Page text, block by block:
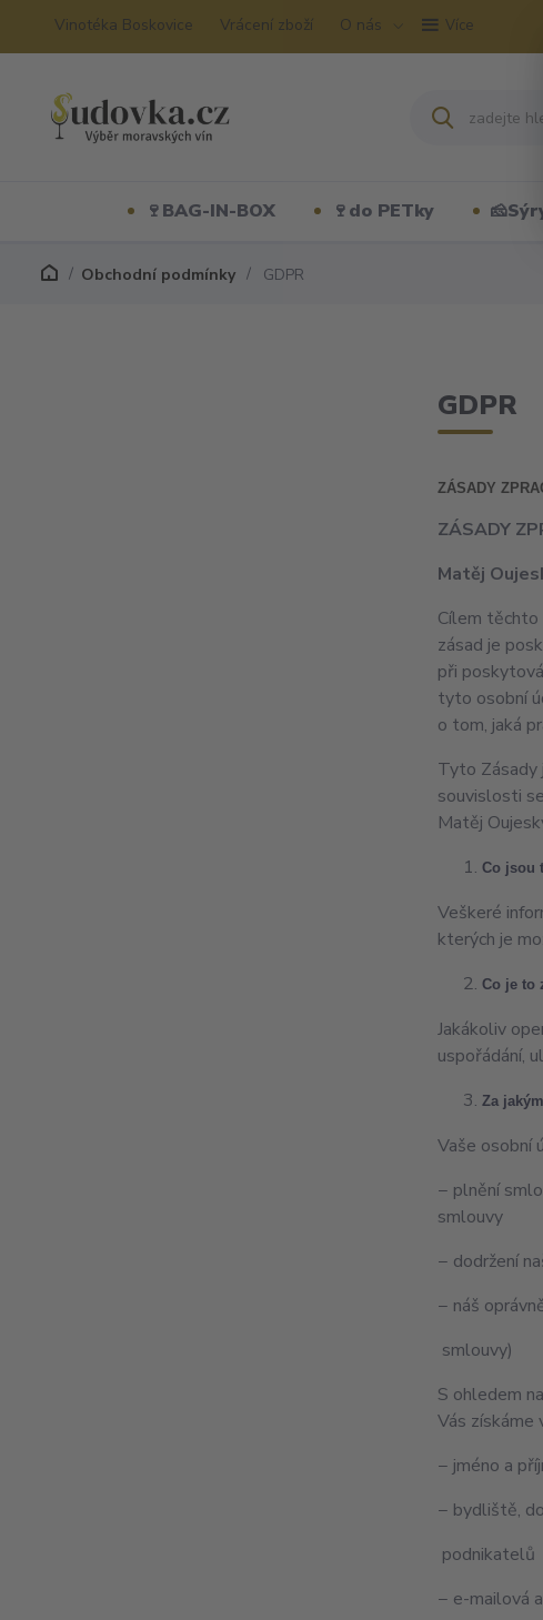
Vinotéka Boskovice Vrácení zboží O nás Více
🍷BAG-IN-BOX 🍷do PETky
Obchodní podmínky GDPR
GDPR
ZÁSADY
ZÁSADY
Matěj
Cílem
zásad je
při
tyto osobní
o tom, jaká
Tyto Zásady
souvislosti
Matěj
Co jsou
Veškeré
kterých je
Co je to
Jakákoliv
uspořádání,
Za
Vaše osobní
− plnění
smlouvy
− dodržení
− náš
smlouvy)
S ohledem
Vás získáme
− jméno a
− bydliště,
podnikatelů
− e-mailová